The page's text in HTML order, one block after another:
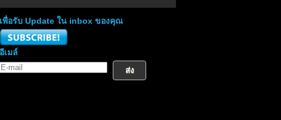
เพื่อรับ Update ใน inbox ของคุณ
อีเมล์
ส่ง